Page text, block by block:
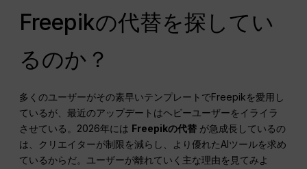
Freepikの代替を探してい
るのか？
多くのユーザーがその素早いテンプレートでFreepikを愛用し
ているが、最近のアップデートはヘビーユーザーをイライラ
させている。2026年には Freepikの代替 が急成長しているの
は、クリエイターが制限を減らし、より優れたAIツールを求め
ているからだ。ユーザーが離れていく主な理由を見てみよ